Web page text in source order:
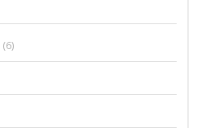
(6)